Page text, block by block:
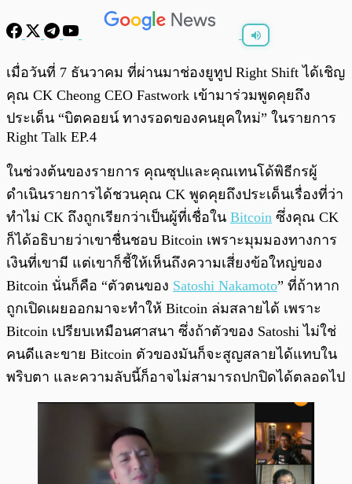
พร้อมเล่น 0:00
เมื่อวันที่ 7 ธันวาคม ที่ผ่านมาช่องยูทูป Right Shift ได้เชิญ
คุณ CK Cheong CEO Fastwork เข้ามาร่วมพูดคุยถึง
ประเด็น “บิตคอยน์ ทางรอดของคนยุคใหม่” ในรายการ
Right Talk EP.4
ในช่วงต้นของรายการ คุณซุปและคุณเทนโด้พิธีกรผู้
ดำเนินรายการได้ชวนคุณ CK พูดคุยถึงประเด็นเรื่องที่ว่า
ทำไม่ CK ถึงถูกเรียกว่าเป็นผู้ที่เชื่อใน Bitcoin ซึ่งคุณ CK
ก็ได้อธิบายว่าเขาชื่นชอบ Bitcoin เพราะมุมมองทางการ
เงินที่เขามี แต่เขาก็ชี้ให้เห็นถึงความเสี่ยงข้อใหญ่ของ
Bitcoin นั่นก็คือ “ตัวตนของ Satoshi Nakamoto” ที่ถ้าหาก
ถูกเปิดเผยออกมาจะทำให้ Bitcoin ล่มสลายได้ เพราะ
Bitcoin เปรียบเหมือนศาสนา ซึ่งถ้าตัวของ Satoshi ไม่ใช่
คนดีและขาย Bitcoin ตัวของมันก็จะสูญสลายได้แทบใน
พริบตา และความลับนี้ก็อาจไม่สามารถปกปิดได้ตลอดไป